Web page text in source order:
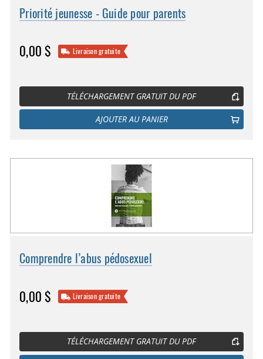
Priorité jeunesse - Guide pour parents
0,00 $ Livraison gratuite
TÉLÉCHARGEMENT GRATUIT DU PDF
AJOUTER AU PANIER
Comprendre l’abus pédosexuel
0,00 $ Livraison gratuite
TÉLÉCHARGEMENT GRATUIT DU PDF